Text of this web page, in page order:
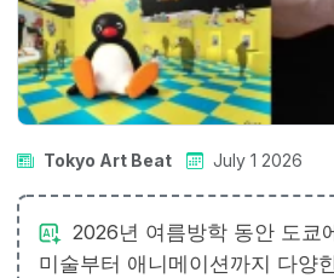
Tokyo Art Beat July 1 2026
2026년 여름방학 동안 도쿄
미술부터 애니메이션까지 다양